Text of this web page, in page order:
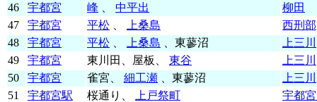
46
宇都宮 峰 中平出
柳田
47
宇都宮 平松 上桑島
西刑部
48
宇都宮 平松 上桑島 、東蓼沼
上三川
49
宇都宮 東川田、屋板、 東谷
上三川
50
宇都宮 雀宮、 細工瀬 、東蓼沼
上三川
51
宇都宮駅 桜通り、 上戸祭町
宇都